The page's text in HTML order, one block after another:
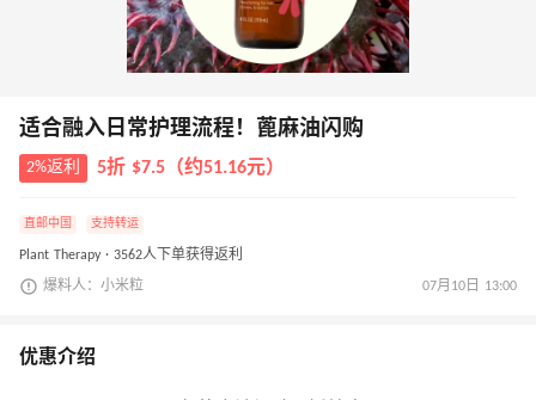
适合融入日常护理流程！蓖麻油闪购
2%返利 5折 $7.5（约51.16元）
直邮中国 支持转运
Plant Therapy · 3562人下单获得返利
爆料人：小米粒 07月10日 13:00
优惠介绍